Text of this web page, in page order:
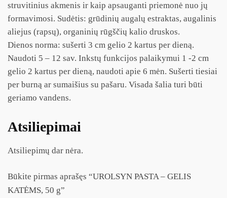
struvitinius akmenis ir kaip apsauganti priemonė nuo jų
formavimosi. Sudėtis: grūdinių augalų estraktas, augalinis
aliejus (rapsų), organinių rūgščių kalio druskos.
Dienos norma: sušerti 3 cm gelio 2 kartus per dieną.
Naudoti 5 – 12 sav. Inkstų funkcijos palaikymui 1 -2 cm
gelio 2 kartus per dieną, naudoti apie 6 mėn. Sušerti tiesiai
per burną ar sumaišius su pašaru. Visada šalia turi būti
geriamo vandens.
Atsiliepimai
Atsiliepimų dar nėra.
Būkite pirmas aprašęs “UROLSYN PASTA – GELIS
KATĖMS, 50 g”